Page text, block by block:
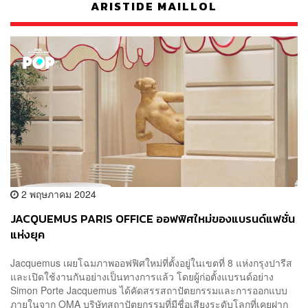
ARISTIDE MAILLOL
2 พฤษภาคม 2024
JACQUEMUS PARIS OFFICE ออฟฟิศใหม่ของแบรนด์แฟชั่น
แห่งยุค
Jacquemus เผยโฉมภาพออฟฟิศใหม่ที่ตั้งอยู่ในเขตที่ 8 แห่งกรุงปารีส
และเปิดใช้งานกันอย่างเป็นทางการแล้ว โดยผู้ก่อตั้งแบรนด์อย่าง
Simon Porte Jacquemus ได้คัดสรรสถาปัตยกรรมและการออกแบบ
ภายในจาก OMA บริษัทสถาปัตยกรรมที่มีชื่อเสียงระดับโลกที่เคยฝาก